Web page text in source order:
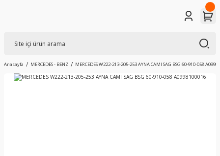
Anasayfa MERCEDES - BENZ MERCEDES W222-213-205-253 AYNA CAMI SAG BSG 60-910-058